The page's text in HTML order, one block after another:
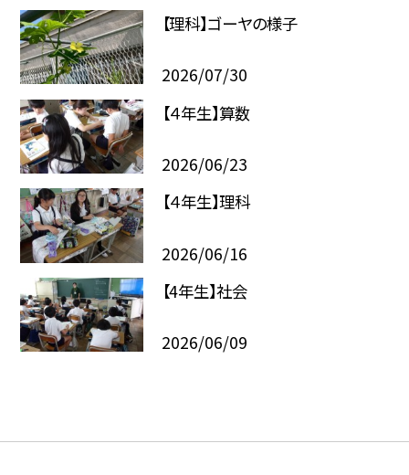
【理科】ゴーヤの様子
2026/07/30
【４年生】算数
2026/06/23
【４年生】理科
2026/06/16
【4年生】社会
2026/06/09